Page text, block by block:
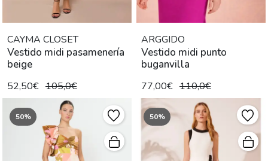
CAYMA CLOSET
Vestido midi pasamenería
beige
52,50€ 105,0€
ARGGIDO
Vestido midi punto
buganvilla
77,00€ 110,0€
50% 50%